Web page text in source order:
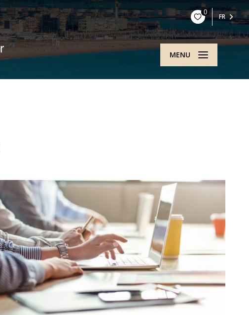
0
FR
MENU